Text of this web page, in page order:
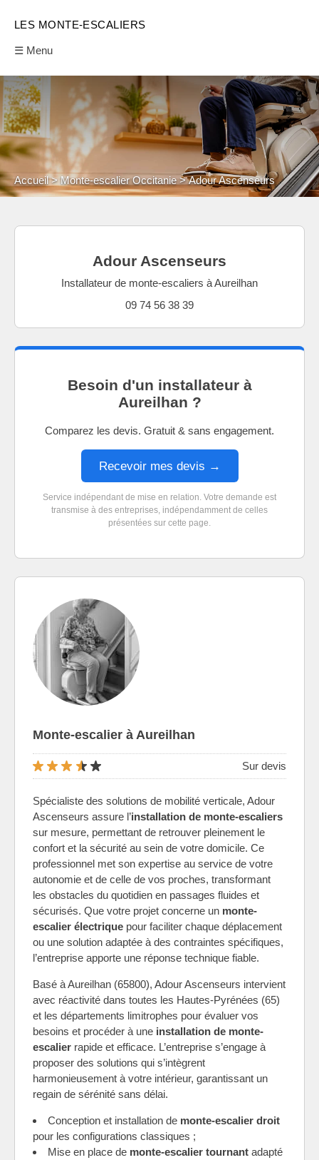
LES MONTE-ESCALIERS
☰ Menu
Accueil Monte-escalier Occitanie Adour Ascenseurs
Adour Ascenseurs
Installateur de monte-escaliers à Aureilhan
09 74 56 38 39
Besoin d'un installateur à
Aureilhan ?
Comparez les devis. Gratuit & sans engagement.
Recevoir mes devis →
Service indépendant de mise en relation. Votre demande est
transmise à des entreprises, indépendamment de celles
présentées sur cette page.
Monte-escalier à Aureilhan
Sur devis
Spécialiste des solutions de mobilité verticale, Adour
Ascenseurs assure l’installation de monte-escaliers
sur mesure, permettant de retrouver pleinement le
confort et la sécurité au sein de votre domicile. Ce
professionnel met son expertise au service de votre
autonomie et de celle de vos proches, transformant
les obstacles du quotidien en passages fluides et
sécurisés. Que votre projet concerne un monte-
escalier électrique pour faciliter chaque déplacement
ou une solution adaptée à des contraintes spécifiques,
l’entreprise apporte une réponse technique fiable.
Basé à Aureilhan (65800), Adour Ascenseurs intervient
avec réactivité dans toutes les Hautes-Pyrénées (65)
et les départements limitrophes pour évaluer vos
besoins et procéder à une installation de monte-
escalier rapide et efficace. L’entreprise s’engage à
proposer des solutions qui s’intègrent
harmonieusement à votre intérieur, garantissant un
regain de sérénité sans délai.
Conception et installation de monte-escalier droit
pour les configurations classiques ;
Mise en place de monte-escalier tournant adapté